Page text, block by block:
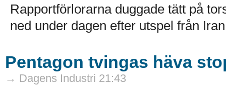
Rapportförlorarna duggade tätt på
ned under dagen efter utspel från
Pentagon tvingas häva
→ Dagens Industri 21:43